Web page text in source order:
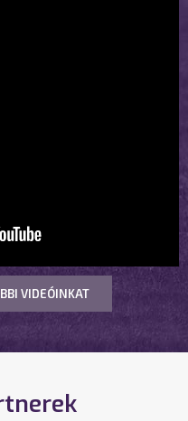
VIDEÓINKAT